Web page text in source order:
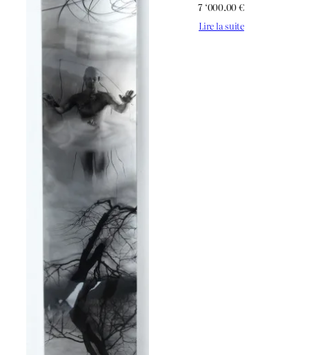
7 ‘000.00€
Lire la suite